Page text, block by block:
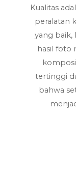
Kualitas
peralatan
yang baik,
hasil foto
tertinggi
bahwa